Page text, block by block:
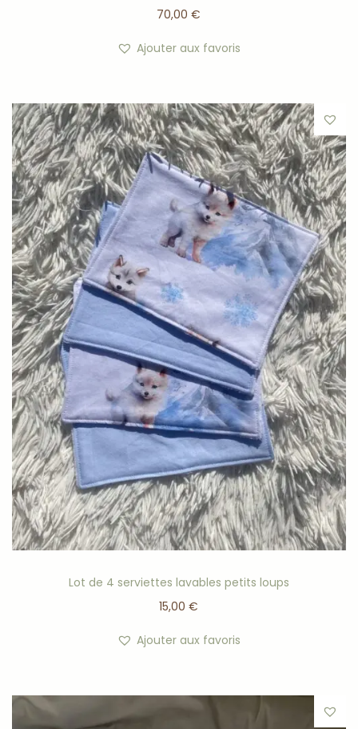
70,00€
Ajouter aux favoris
Lot de 4 serviettes lavables petits loups
15,00€
Ajouter aux favoris